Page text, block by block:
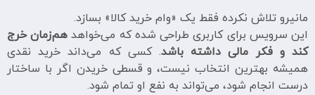
مانیرو تلاش نکرده فقط یک «وام خرید کالا» بسازد.
این سرویس برای کاربری طراحی شده که می‌خواهد هم‌زمان خرج
کند و فکر مالی داشته باشد. کسی که می‌داند خرید نقدی
همیشه بهترین انتخاب نیست، و قسطی خریدن اگر با ساختار
درست انجام شود، می‌تواند به نفع او تمام شود.